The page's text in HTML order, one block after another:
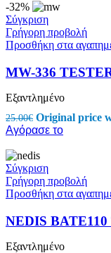
-32%
Σύγκριση
Γρήγορη προβολή
Προσθήκη στα
MW-336
Εξαντλημένο
25.00€ Original price
Αγόρασε το
Σύγκριση
Γρήγορη προβολή
Προσθήκη στα
NEDIS BATE110
Εξαντλημένο